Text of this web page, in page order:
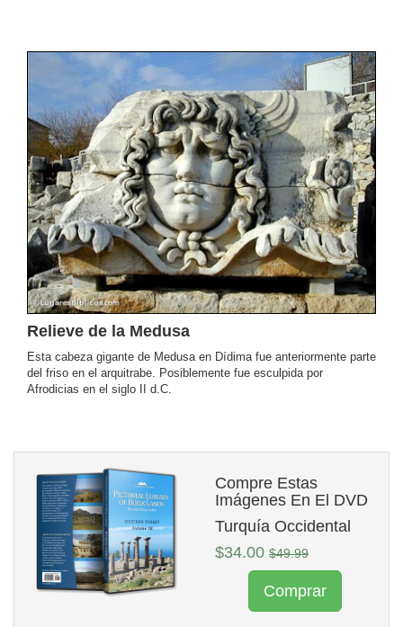
Relieve de la Medusa
Esta cabeza gigante de Medusa en Dídima fue anteriormente parte
del friso en el arquitrabe. Posiblemente fue esculpida por
Afrodicias en el siglo II d.C.
Compre Estas
Imágenes En El DVD
Turquía Occidental
$34.00 $49.99
Comprar